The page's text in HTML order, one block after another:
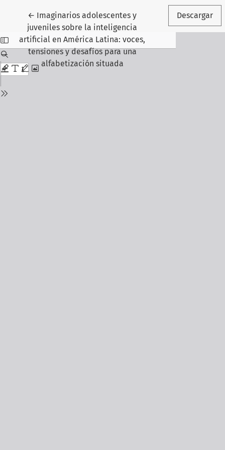
← Volver a los detalles del artículo
Imaginarios adolescentes y
juveniles sobre la inteligencia
artificial en América Latina: voces,
tensiones y desafíos para una
alfabetización situada
Descargar